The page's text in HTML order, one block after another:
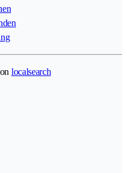
localsearch